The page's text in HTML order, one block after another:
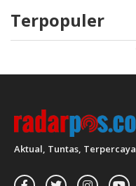
Terpopuler
Aktual, Tuntas, Terpercaya